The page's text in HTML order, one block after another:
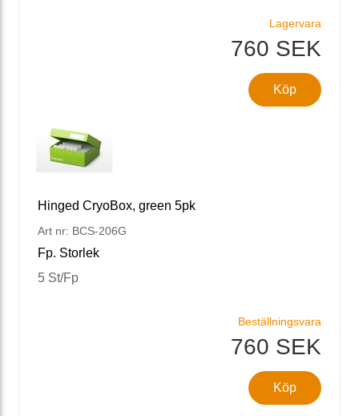
Lagervara
760 SEK
Köp
Hinged CryoBox, green 5pk
Art nr: BCS-206G
Fp. Storlek
5 St/Fp
Beställningsvara
760 SEK
Köp